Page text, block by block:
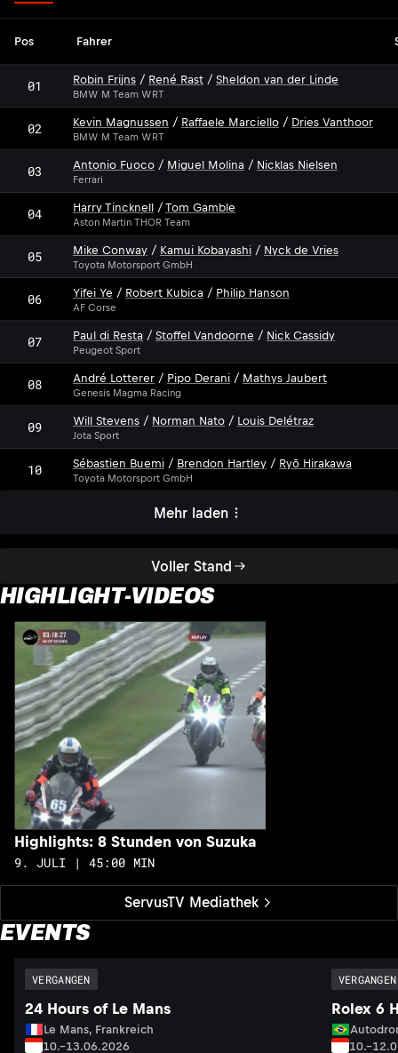
Voller Stand
Pos Fahrer
01 Robin Frijns / René Rast / Sheldon van der Linde
BMW M Team WRT
02 Kevin Magnussen / Raffaele Marciello / Dries Vanthoor
BMW M Team WRT
03 Antonio Fuoco / Miguel Molina / Nicklas Nielsen
Ferrari
04 Harry Tincknell / Tom Gamble
Aston Martin THOR Team
05 Mike Conway / Kamui Kobayashi / Nyck de Vries
Toyota Motorsport GmbH
06 Yifei Ye / Robert Kubica / Philip Hanson
AF Corse
07 Paul di Resta / Stoffel Vandoorne / Nick Cassidy
Peugeot Sport
08 André Lotterer / Pipo Derani / Mathys Jaubert
Genesis Magma Racing
09 Will Stevens / Norman Nato / Louis Delétraz
Jota Sport
10 Sébastien Buemi / Brendon Hartley / Ryō Hirakawa
Toyota Motorsport GmbH
Mehr laden
HIGHLIGHT-VIDEOS
ServusTV Mediathek
Highlights: 8 Stunden von Suzuka
9. JULI | 45:00 MIN
EVENTS
VERGANGEN
24 Hours of Le Mans
Le Mans, Frankreich
10.–13.06.2026
VERGANGEN
Rolex 6